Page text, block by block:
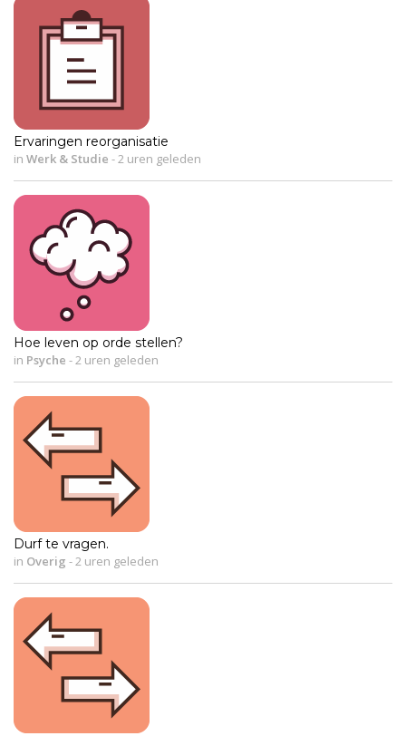
Ervaringen reorganisatie
in Werk & Studie -2 uren geleden
Hoe leven op orde stellen?
in Psyche -2 uren geleden
Durf te vragen.
in Overig -2 uren geleden